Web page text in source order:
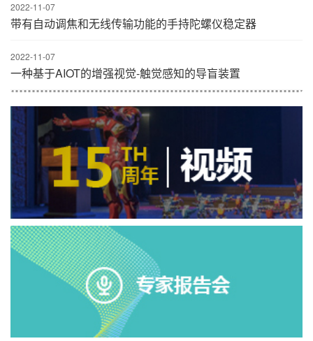
2022-11-07
带有自动调焦和无线传输功能的手持陀螺仪稳定器
2022-11-07
一种基于AIOT的增强视觉-触觉感知的导盲装置